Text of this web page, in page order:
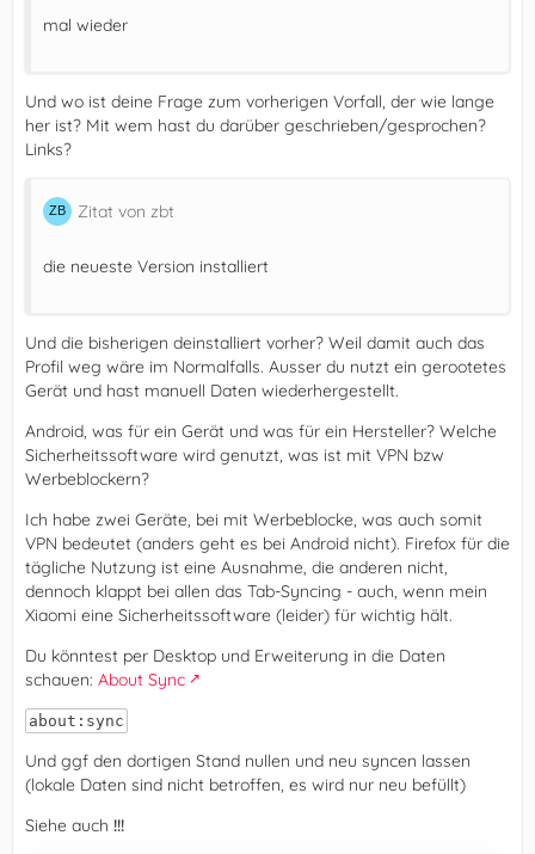
mal wieder
Und wo ist deine Frage zum vorherigen Vorfall, der wie lange
her ist? Mit wem hast du darüber geschrieben/gesprochen?
Links?
Zitat von zbt
die neueste Version installiert
Und die bisherigen deinstalliert vorher? Weil damit auch das
Profil weg wäre im Normalfalls. Ausser du nutzt ein gerootetes
Gerät und hast manuell Daten wiederhergestellt.
Android, was für ein Gerät und was für ein Hersteller? Welche
Sicherheitssoftware wird genutzt, was ist mit VPN bzw
Werbeblockern?
Ich habe zwei Geräte, bei mit Werbeblocke, was auch somit
VPN bedeutet (anders geht es bei Android nicht). Firefox für die
tägliche Nutzung ist eine Ausnahme, die anderen nicht,
dennoch klappt bei allen das Tab-Syncing - auch, wenn mein
Xiaomi eine Sicherheitssoftware (leider) für wichtig hält.
Du könntest per Desktop und Erweiterung in die Daten
schauen: About Sync
about:sync
Und ggf den dortigen Stand nullen und neu syncen lassen
(lokale Daten sind nicht betroffen, es wird nur neu befüllt)
Siehe auch !!!